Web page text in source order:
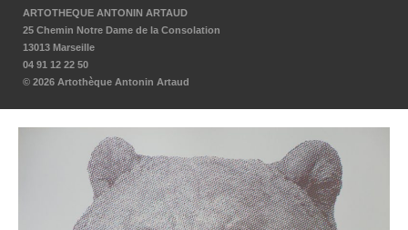
ARTOTHEQUE ANTONIN ARTAUD
25 Chemin Notre Dame de la Consolation
13013 Marseille
04 91 12 22 50
© 2026 Artothèque Antonin Artaud